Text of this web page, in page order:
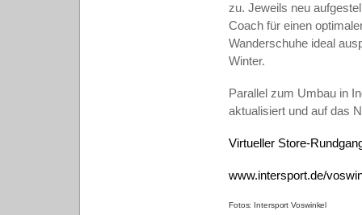
zu. Jeweils neu
Coach für einen
Wanderschuhe ideal
Winter.
Parallel zum Umbau in
aktualisiert und auf das
Virtueller Store-
www.intersport.de/
Fotos: Intersport Voswinkel